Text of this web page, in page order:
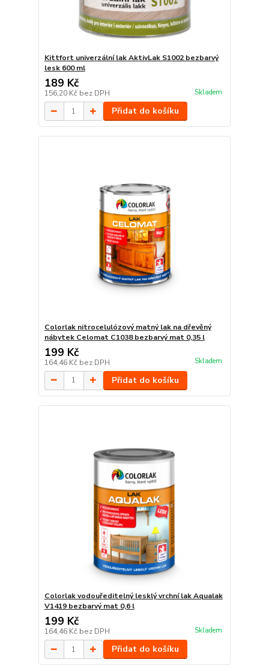
Kittfort univerzální lak AktivLak S1002 bezbarvý
lesk 600 ml
189 Kč
156,20 Kč bez DPH Skladem
Přidat do košíku
Colorlak nitrocelulózový matný lak na dřevěný
nábytek Celomat C1038 bezbarvý mat 0,35 l
199 Kč
164,46 Kč bez DPH Skladem
Přidat do košíku
Colorlak vodouředitelný lesklý vrchní lak Aqualak
V1419 bezbarvý mat 0,6 l
199 Kč
164,46 Kč bez DPH Skladem
Přidat do košíku